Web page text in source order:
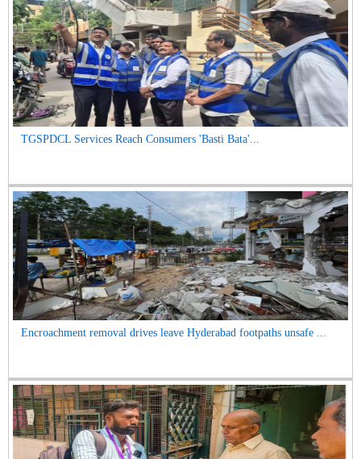
TGSPDCL Services Reach Consumers 'Basti Bata'...
Encroachment removal drives leave Hyderabad footpaths unsafe ...